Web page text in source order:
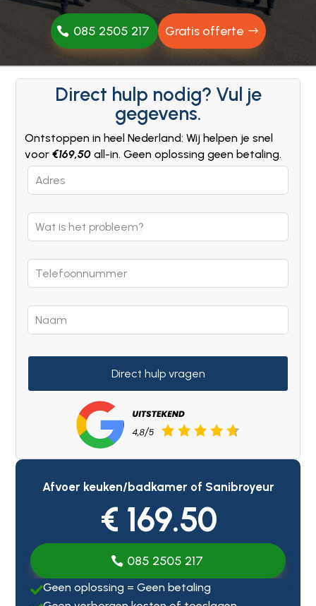
085 2505 217 Gratis offerte
Direct hulp nodig? Vul je
gegevens.
Ontstoppen in heel Nederland: Wij helpen je snel
voor€169,50 all-in. Geen oplossing geen betaling.
Leave
this
blank
Direct hulp vragen
Afvoer keuken/badkamer of Sanibroyeur
€ 169.50
085 2505 217
Geen oplossing = Geen betaling